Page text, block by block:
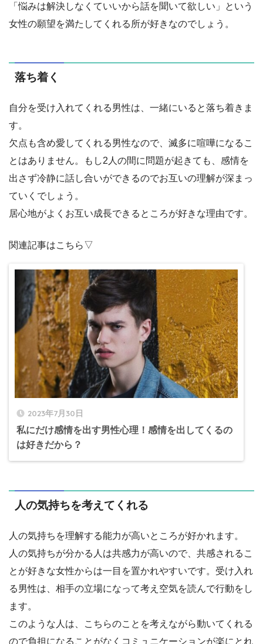
「悩みは解決しなくていいから話を聞いて欲しい」という
女性の願望を満たしてくれる所が好きなのでしょう。
落ち着く
自分を受け入れてくれる男性は、一緒にいると落ち着きま
す。
欠点も含め愛してくれる男性なので、滅多に喧嘩になるこ
とはありません。もし2人の間に問題が起きても、感情を
出さず冷静に話し合いができるのでお互いの理解が深まっ
ていくでしょう。
居心地がよくお互い成長できるところが好きな理由です。
関連記事はこちら▽
2023年7月30日
私にだけ感情を出す男性心理！感情を出してくるの
は好きだから？
人の気持ちを考えてくれる
人の気持ちを理解する能力が高いところが好かれます。
人の気持ちが分かる人は共感力が高いので、共感されるこ
とが好きな女性からは一目を置かれやすいです。受け入れ
る男性は、相手の立場になって考え空気を読んで行動をし
ます。
このような人は、こちらのことを考えながら動いてくれる
ので負担になることがなくコミュニケーションが楽にとれ